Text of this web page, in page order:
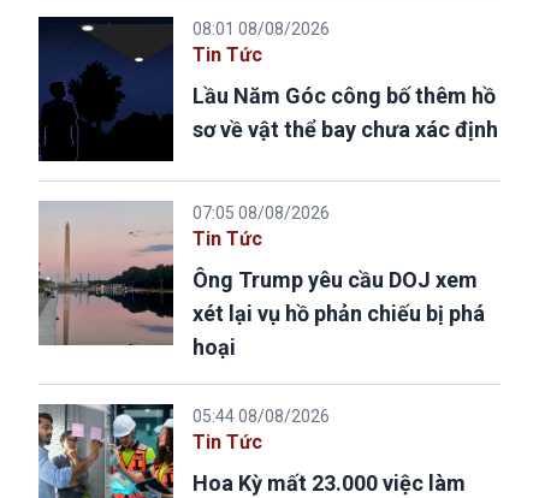
08:01 08/08/2026
Tin Tức
Lầu Năm Góc công bố thêm hồ
sơ về vật thể bay chưa xác định
07:05 08/08/2026
Tin Tức
Ông Trump yêu cầu DOJ xem
xét lại vụ hồ phản chiếu bị phá
hoại
05:44 08/08/2026
Tin Tức
Hoa Kỳ mất 23.000 việc làm